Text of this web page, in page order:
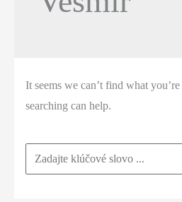
It seems we can’t find what
searching can help.
Search
for: